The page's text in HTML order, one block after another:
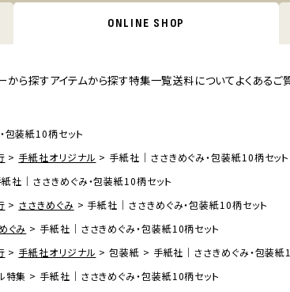
ONLINE SHOP
から探すアイテムから探す特集一覧送料についてよくあるご
包装紙10柄セット
手紙社オリジナル
手紙社｜ささきめぐみ・包装紙10柄セット
紙社｜ささきめぐみ・包装紙10柄セット
ささきめぐみ
手紙社｜ささきめぐみ・包装紙10柄セット
ぐみ
手紙社｜ささきめぐみ・包装紙10柄セット
手紙社オリジナル 包装紙
手紙社｜ささきめぐみ・包装紙
特集
手紙社｜ささきめぐみ・包装紙10柄セット